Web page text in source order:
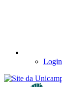
Login